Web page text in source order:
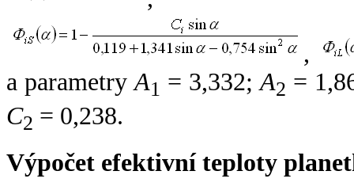
,
a parametryA1 = 3,332;A2 =
C2 = 0,238.
Výpočet efektivní teploty